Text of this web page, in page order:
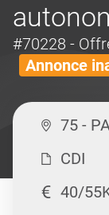
#70228 -
Annonce
75 -
CDI
40/